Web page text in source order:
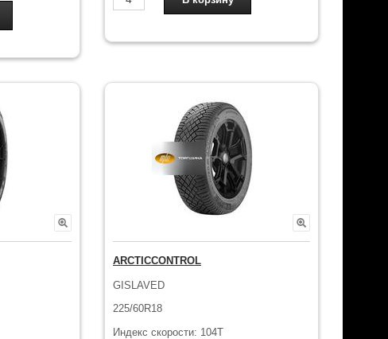
ARCTICCONTROL
GISLAVED
225/60R18
Индекс скорости: 104T